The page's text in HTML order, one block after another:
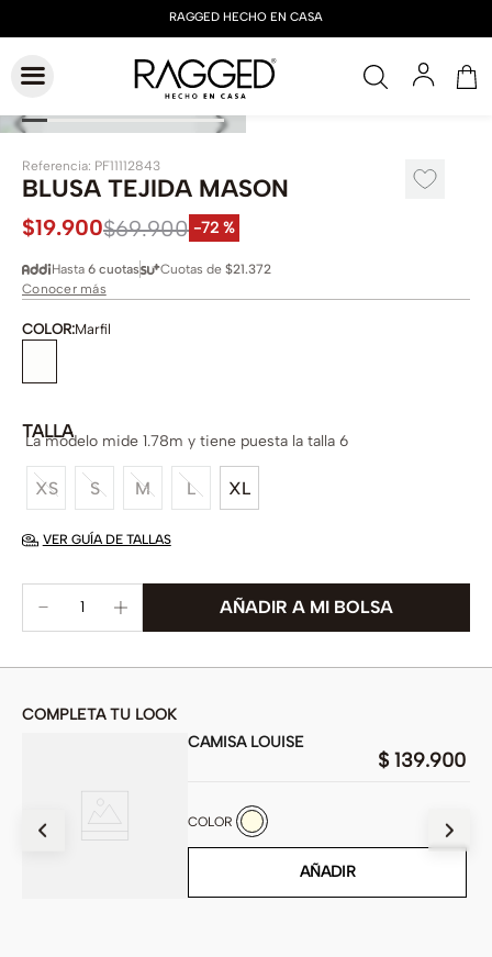
Referencia: PF11112843
BLUSA TEJIDA MASON
$19.900$69.900 -72 %
Hasta 6 cuotas Cuotas de $21.372
Conocer más
COLOR:Marfil
TALLA
XS S M L XL
La modelo mide 1.78m y tiene puesta la talla 6
VER GUÍA DE TALLAS
COMPLETA TU LOOK
CAMISA LOUISE
$ 139.900
COLOR
AÑADIR